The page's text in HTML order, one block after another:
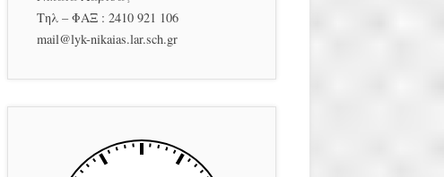
Τηλ – ΦΑΞ : 2410 921 106
mail@lyk-nikaias.lar.sch.gr